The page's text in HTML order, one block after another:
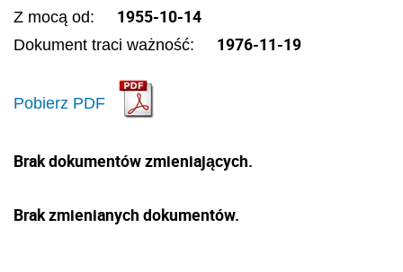
Z mocą od: 1955-10-14
Dokument traci ważność: 1976-11-19
Pobierz PDF
Brak dokumentów zmieniających.
Brak zmienianych dokumentów.